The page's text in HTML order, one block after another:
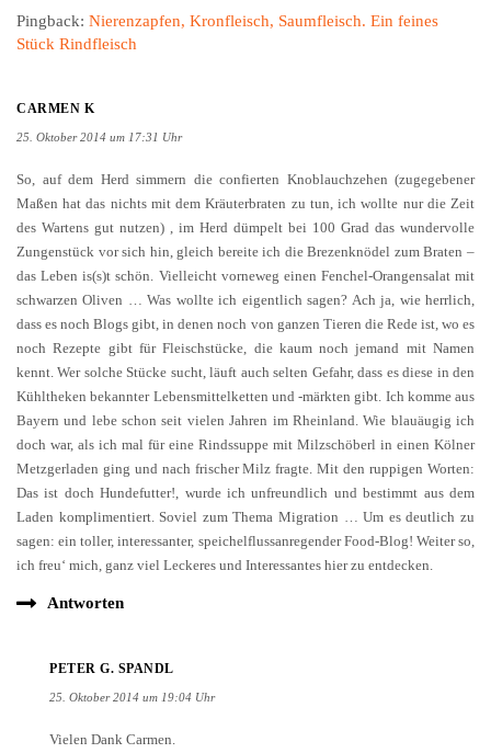
Pingback: Nierenzapfen, Kronfleisch, Saumfleisch. Ein feines
Stück Rindfleisch
CARMEN K
25. Oktober 2014 um 17:31 Uhr
So, auf dem Herd simmern die confierten Knoblauchzehen (zugegebener
Maßen hat das nichts mit dem Kräuterbraten zu tun, ich wollte nur die Zeit
des Wartens gut nutzen) , im Herd dümpelt bei 100 Grad das wundervolle
Zungenstück vor sich hin, gleich bereite ich die Brezenknödel zum Braten –
das Leben is(s)t schön. Vielleicht vorneweg einen Fenchel-Orangensalat mit
schwarzen Oliven … Was wollte ich eigentlich sagen? Ach ja, wie herrlich,
dass es noch Blogs gibt, in denen noch von ganzen Tieren die Rede ist, wo es
noch Rezepte gibt für Fleischstücke, die kaum noch jemand mit Namen
kennt. Wer solche Stücke sucht, läuft auch selten Gefahr, dass es diese in den
Kühltheken bekannter Lebensmittelketten und -märkten gibt. Ich komme aus
Bayern und lebe schon seit vielen Jahren im Rheinland. Wie blauäugig ich
doch war, als ich mal für eine Rindssuppe mit Milzschöberl in einen Kölner
Metzgerladen ging und nach frischer Milz fragte. Mit den ruppigen Worten:
Das ist doch Hundefutter!, wurde ich unfreundlich und bestimmt aus dem
Laden komplimentiert. Soviel zum Thema Migration … Um es deutlich zu
sagen: ein toller, interessanter, speichelflussanregender Food-Blog! Weiter so,
ich freu‘ mich, ganz viel Leckeres und Interessantes hier zu entdecken.
Antworten
PETER G. SPANDL
25. Oktober 2014 um 19:04 Uhr
Vielen Dank Carmen.